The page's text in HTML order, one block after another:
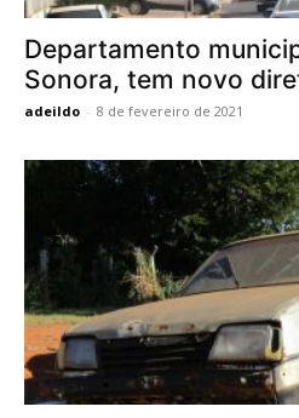
Departamento
Sonora, tem novo
adeildo - 8 de fevereiro de 2021